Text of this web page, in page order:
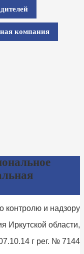
компания
контролю и надзору
Иркутской области,
г рег. № 7144